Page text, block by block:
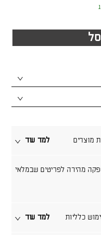
כלליות למד עוד
מהירה לפריטים שבמלאי
מוצרים למד עוד